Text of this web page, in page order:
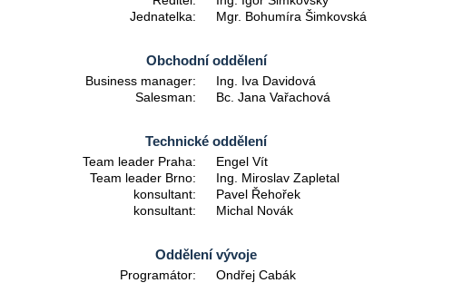
Jednatelka:
Mgr. Bohumíra Šimkovská
Obchodní oddělení
Business manager:
Ing. Iva Davidová
Salesman:
Bc. Jana Vařachová
Technické oddělení
Team leader Praha:
Engel Vít
Team leader Brno:
Ing. Miroslav Zapletal
konsultant:
Pavel Řehořek
konsultant:
Michal Novák
Oddělení vývoje
Programátor: Ondřej Cabák